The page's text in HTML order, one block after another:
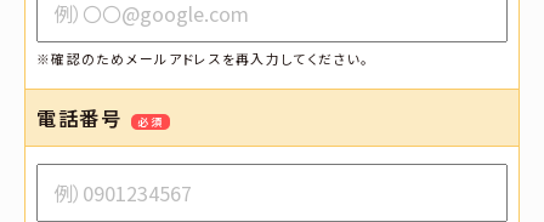
※確認のためメールアドレスを再入力してください。
電話番号 必須